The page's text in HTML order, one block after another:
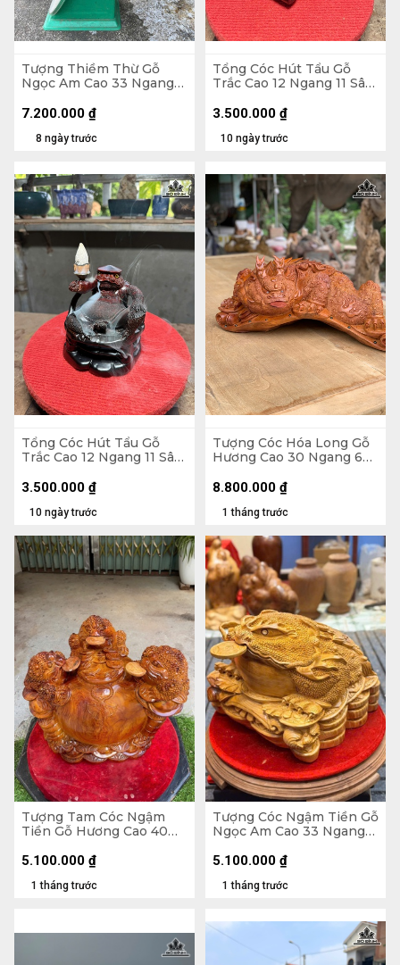
Tượng Thiềm Thừ Gỗ
Ngọc Am Cao 33 Ngang
8 ngày trước
7.200.000 ₫
Tổng Cóc Hút Tẩu Gỗ
Trắc Cao 12 Ngang 11 Sâu
10 ngày trước
3.500.000 ₫
Tổng Cóc Hút Tẩu Gỗ
Trắc Cao 12 Ngang 11 Sâu
10 ngày trước
3.500.000 ₫
Tượng Cóc Hóa Long Gỗ
Hương Cao 30 Ngang 68
1 tháng trước
8.800.000 ₫
Tượng Tam Cóc Ngậm
Tiền Gỗ Hương Cao 40
1 tháng trước
5.100.000 ₫
Tượng Cóc Ngậm Tiền Gỗ
Ngọc Am Cao 33 Ngang
1 tháng trước
5.100.000 ₫